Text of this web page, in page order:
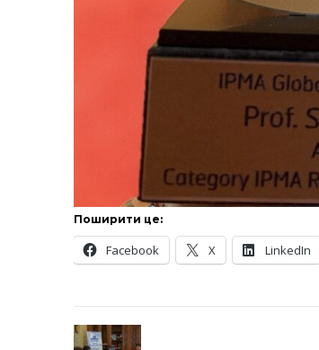
Поширити це:
Facebook X LinkedIn